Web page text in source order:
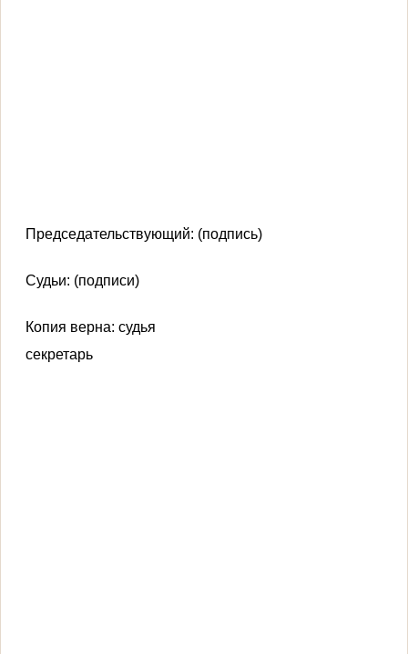
Председательствующий: (подпись)
Судьи: (подписи)
Копия верна: судья
секретарь